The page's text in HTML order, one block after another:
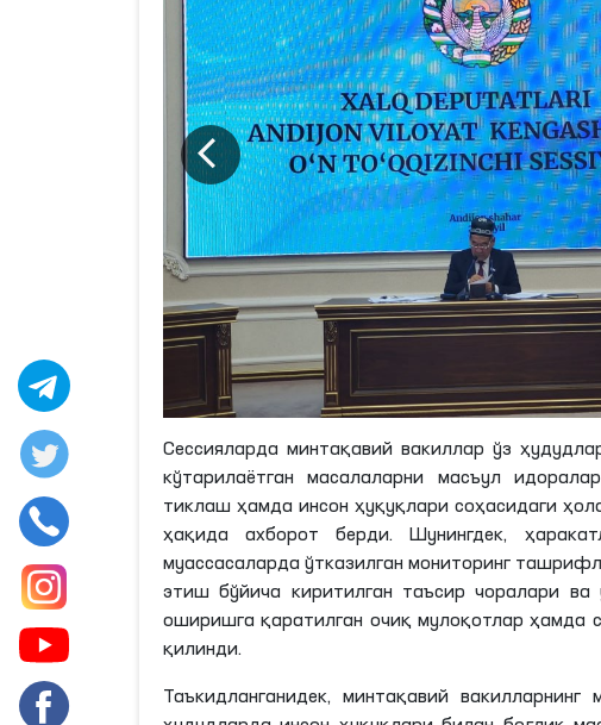
Сессияларда минтақавий вакиллар ўз
кўтарилаётган масалаларни масъул
тиклаш ҳамда инсон ҳуқуқлари соҳасидаги
ҳақида ахборот берди. Шунингдек,
муассасаларда ўтказилган мониторинг
этиш бўйича киритилган таъсир чоралари ва
оширишга қаратилган очиқ мулоқотлар ҳамда
қилинди.
Таъкидланганидек, минтақавий